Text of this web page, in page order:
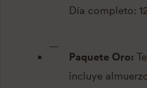
Día completo:
Paquete Oro:
incluye